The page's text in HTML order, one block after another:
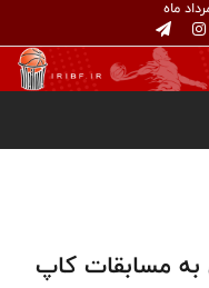
ماه
به مسابقات کاپ